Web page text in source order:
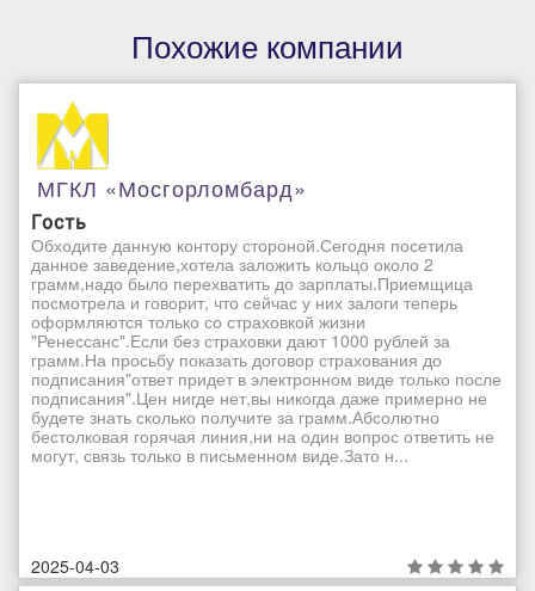
Похожие компании
МГКЛ «Мосгорломбард»
Гость
Обходите данную контору стороной.Сегодня посетила
данное заведение,хотела заложить кольцо около 2
грамм,надо было перехватить до зарплаты.Приемщица
посмотрела и говорит, что сейчас у них залоги теперь
оформляются только со страховкой жизни
"Ренессанс".Если без страховки дают 1000 рублей за
грамм.На просьбу показать договор страхования до
подписания"ответ придет в электронном виде только после
подписания".Цен нигде нет,вы никогда даже примерно не
будете знать сколько получите за грамм.Абсолютно
бестолковая горячая линия,ни на один вопрос ответить не
могут, связь только в письменном виде.Зато н...
2025-04-03